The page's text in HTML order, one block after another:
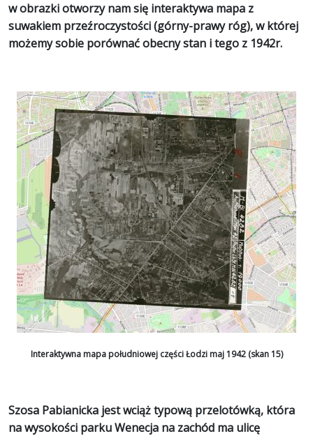
w obrazki otworzy nam się interaktywa mapa z
suwakiem przeźroczystości (górny-prawy róg), w której
możemy sobie porównać obecny stan i tego z 1942r.
Interaktywna mapa południowej części Łodzi maj 1942 (skan 15)
Szosa Pabianicka jest wciąż typową przelotówką, która
na wysokości parku Wenecja na zachód ma ulicę